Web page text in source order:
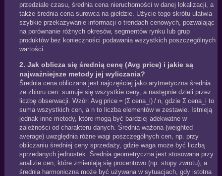
przedziale czasu, średnia cena nieruchomości w danej lokalizacji, a
także średnia cena surowca na giełdzie. Użycie tego skrótu ułatwia
szybkie przekazywanie informacji o trendach cenowych, pozwalając
na porównanie różnych okresów, segmentów rynku lub grup
produktów bez konieczności podawania wszystkich poszczególnych
wartości.
2. Jak oblicza się średnią cenę (Avg price) i jakie są
najważniejsze metody jej wyliczania?
Średnia cena obliczana jest najczęściej jako arytmetyczna średnia
ze zbioru cen: sumuje się wszystkie ceny, a następnie dzieli przez
liczbę obserwacji. Wzór: Avg price = (Σ cena_i) / n, gdzie Σ cena_i to
suma wszystkich cen, a n to liczba elementów w zestawie. Istnieją
jednak inne metody, które mogą być bardziej adekwatne w
zależności od charakteru danych. Średnia ważona (weighted
average) uwzględnia różne wagi poszczególnych cen, np. przy
obliczaniu średniej ceny sprzedaży, gdzie waga może być liczbą
sprzedanych jednostek. Średnia geometryczna jest stosowana przy
analizie cen, które zmieniają się procentowo (np. stopy zwrotu), a
średnia harmoniczna może być używana w sytuacjach, gdy istotna